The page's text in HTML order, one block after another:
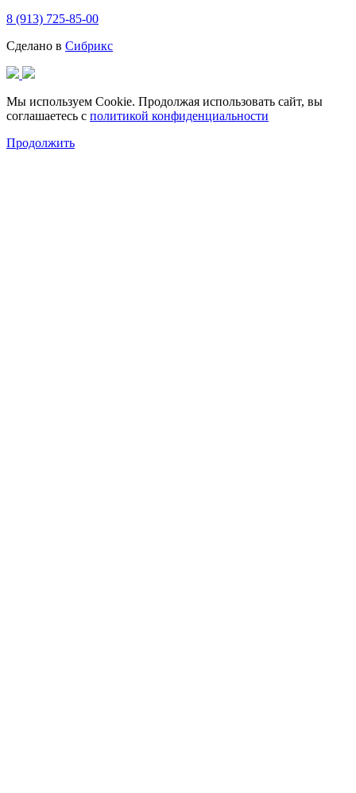
8 (913) 725-85-00
Сделано в Сибрикс
Мы используем Cookie. Продолжая использовать сайт, вы
соглашаетесь с политикой конфиденциальности
Продолжить